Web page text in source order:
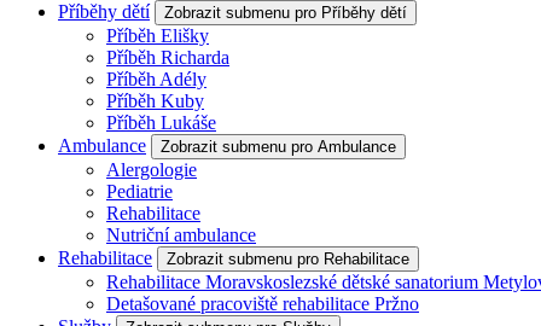
Příběhy dětí
Zobrazit submenu pro Příběhy dětí
Příběh Elišky
Příběh Richarda
Příběh Adély
Příběh Kuby
Příběh Lukáše
Ambulance
Zobrazit submenu pro Ambulance
Alergologie
Pediatrie
Rehabilitace
Nutriční ambulance
Rehabilitace
Zobrazit submenu pro Rehabilitace
Rehabilitace Moravskoslezské dětské sanatorium
Detašované pracoviště rehabilitace Pržno